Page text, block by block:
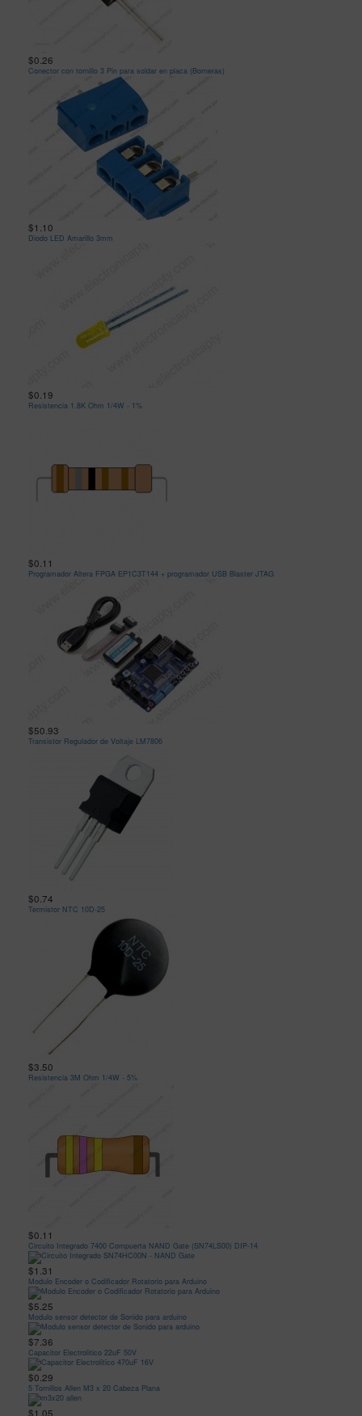
$0.26
Conector con tornillo 3 Pin para soldar en placa (Borneras)
$1.10
Diodo LED Amarillo 3mm
$0.19
Resistencia 1.8K Ohm 1/4W - 1%
$0.11
Programador Altera FPGA EP1C3T144 + programador USB Blaster JTAG
$50.93
Transistor Regulador de Voltaje LM7806
$0.74
Termistor NTC 10D-25
$3.50
Resistencia 3M Ohm 1/4W - 5%
$0.11
Circuito Integrado 7400 Compuerta NAND Gate (SN74LS00) DIP-14
$1.31
Modulo Encoder o Codificador Rotatorio para Arduino
$5.25
Modulo sensor detector de Sonido para arduino
$7.36
Capacitor Electrolitico 22uF 50V
$0.29
5 Tornillos Allen M3 x 20 Cabeza Plana
$1.05